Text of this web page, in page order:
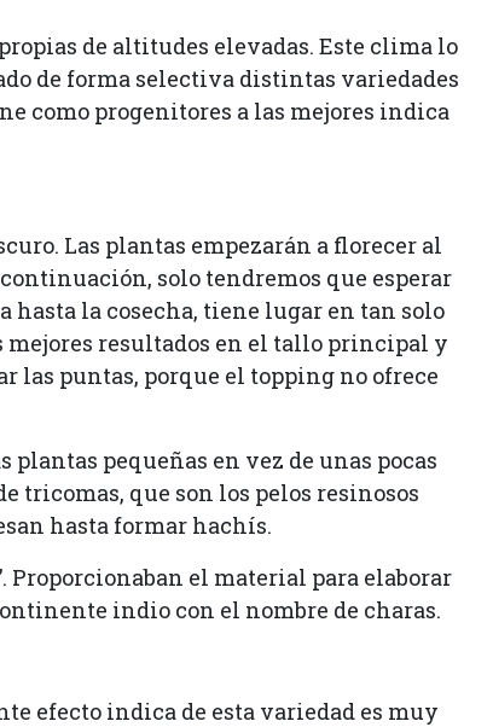
de altitudes elevadas. Este clima lo
de forma selectiva distintas variedades
como progenitores a las mejores indica
Las plantas empezarán a florecer al
solo tendremos que esperar
hasta la cosecha, tiene lugar en tan solo
mejores resultados en el tallo principal y
las puntas, porque el topping no ofrece
pequeñas en vez de unas pocas
tricomas, que son los pelos resinosos
hasta formar hachís.
Proporcionaban el material para elaborar
indio con el nombre de charas.
efecto indica de esta variedad es muy